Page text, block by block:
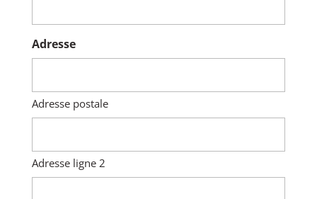
Adresse
Adresse postale
Adresse ligne 2